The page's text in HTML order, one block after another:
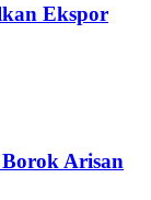
Ekspor
Arisan